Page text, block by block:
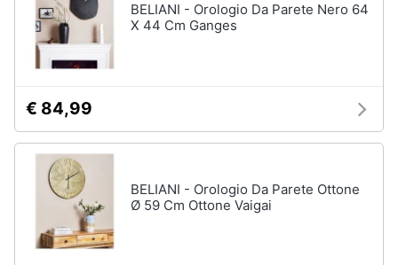
BELIANI - Orologio Da Parete Nero 64
X 44 Cm Ganges
€ 84,99
BELIANI - Orologio Da Parete Ottone
Ø 59 Cm Ottone Vaigai